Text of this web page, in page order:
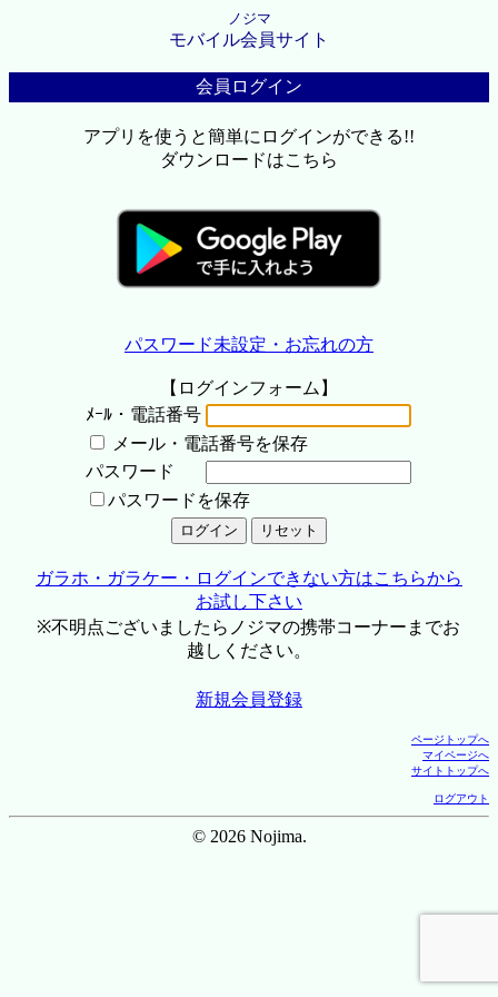
ノジマ
モバイル会員サイト
会員ログイン
アプリを使うと簡単にログインができる!!
ダウンロードはこちら
パスワード未設定・お忘れの方
【ログインフォーム】
ﾒｰﾙ・電話番号
メール・電話番号を保存
パスワード
パスワードを保存
ガラホ・ガラケー・ログインできない方はこちらから
お試し下さい
※不明点ございましたらノジマの携帯コーナーまでお
越しください。
新規会員登録
ページトップへ
マイページへ
サイトトップへ
ログアウト
© 2026 Nojima.